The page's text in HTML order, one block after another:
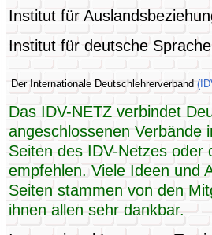
Institut für
Institut für deutsche
Der Internationale Deutschlehrerverband
Das IDV-NETZ verbindet
angeschlossenen Verbände
Seiten des IDV-Netzes oder
empfehlen. Viele Ideen und
Seiten stammen von den
ihnen allen sehr dankbar.